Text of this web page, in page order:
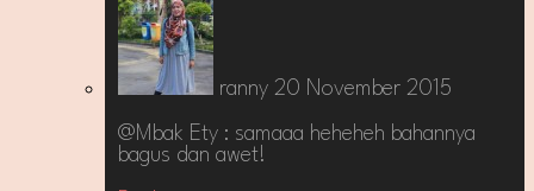
ranny 20 November 2015
@Mbak Ety : samaaa heheheh bahannya
bagus dan awet!